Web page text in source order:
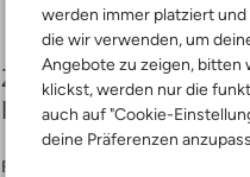
werden immer platziert
die wir verwenden, um
Angebote zu zeigen, bitten
klickst, werden nur die
auch auf "Cookie-
deine Präferenzen
Zusammensetzung &
Passform
Farbe :